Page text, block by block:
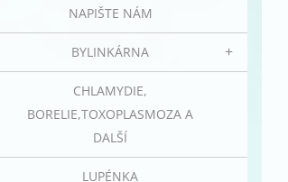
NAPIŠTE NÁM
BYLINKÁRNA
CHLAMYDIE,
BORELIE,TOXOPLASMOZA A
DALŠÍ
LUPÉNKA